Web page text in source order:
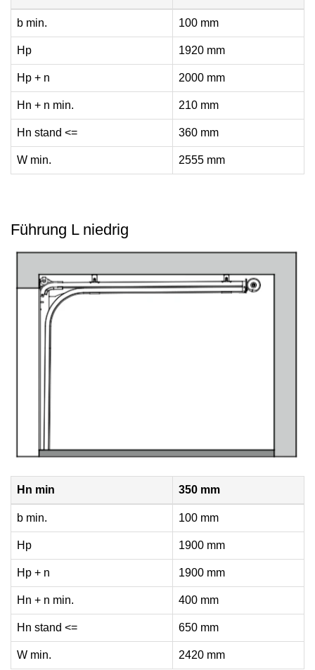
b min. 100 mm
Hp 1920 mm
Hp + n 2000 mm
Hn + n min. 210 mm
Hn stand <= 360 mm
W min. 2555 mm
Führung L niedrig
Hn min 350 mm
b min. 100 mm
Hp 1900 mm
Hp + n 1900 mm
Hn + n min. 400 mm
Hn stand <= 650 mm
W min. 2420 mm